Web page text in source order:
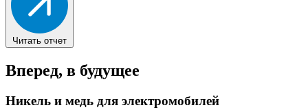
Читать отчет
Вперед, в будущее
Никель и медь для электромобилей